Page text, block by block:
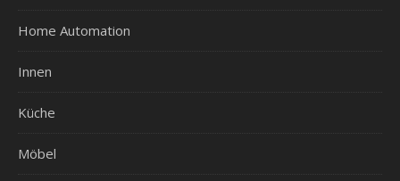
Home Automation
Innen
Küche
Möbel